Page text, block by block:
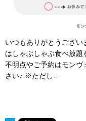
いつもありがとうござ
はしゃぶしゃぶ食べ放
不明点やご予約はモン
さい♪ ※ただし…